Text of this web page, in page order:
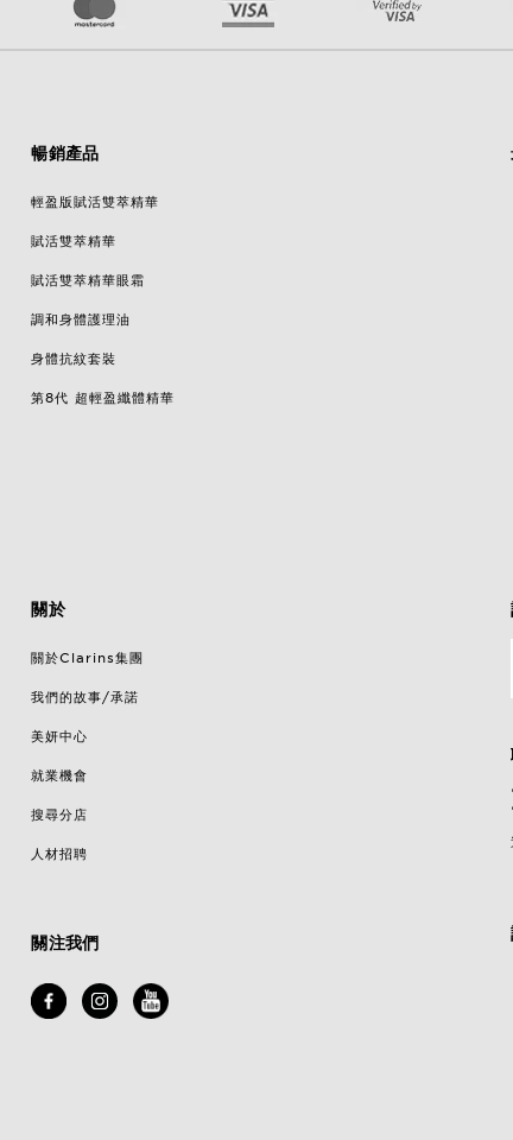
暢銷產品
輕盈版賦活雙萃精華
賦活雙萃精華
賦活雙萃精華眼霜
調和身體護理油
身體抗紋套裝
第8代 超輕盈纖體精華
關於
關於Clarins集團
我們的故事/承諾
美妍中心
就業機會
搜尋分店
人材招聘
關注我們